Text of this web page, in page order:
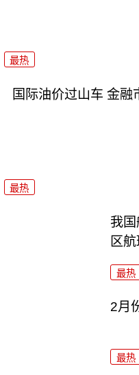
最热
国际油价过山车 金融
最热
我
区航
最热
2月
最热